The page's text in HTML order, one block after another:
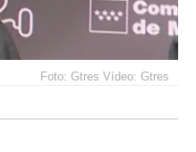
Foto: Gtres Vídeo: Gtres